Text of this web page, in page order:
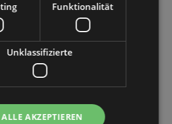
was zu
gibt es drei #AwoFitFürAlle
Die Gewinner:innen werden per
In den Lostopf kommen alle
Funktionalität
Unklassifizierte
ALLE AKZEPTIEREN